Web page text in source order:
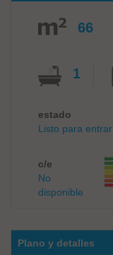
66
1
estado
Listo para entrar
c/e
No
disponible
Plano y detalles